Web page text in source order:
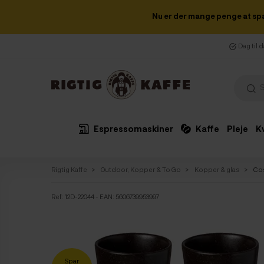
Nu er der mange penge at
Dag til
Espressomaskiner Kaffe Pleje
Rigtig Kaffe Outdoor, Kopper & To Go Kopper & glas
Ref: 12D-22044 - EAN: 5606739953997
Spar